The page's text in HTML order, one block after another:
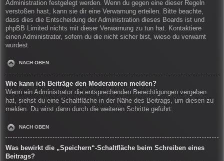
Administration festgelegt werden. Wenn du gegen eine dieser Regeln
verstoßen hast, kann sie dir eine Verwarnung erteilen. Bitte beachte,
dass dies die Entscheidung der Administration dieses Boards ist und
phpBB Limited nichts mit dieser Verwarnung zu tun hat. Kontaktiere
einen Administrator, sofern du die nicht sicher bist, wieso du verwarnt
wurdest.
NACH OBEN
Wie kann ich Beiträge den Moderatoren melden?
Wenn ein Administrator die entsprechenden Berechtigungen vergeben
hat, siehst du eine Schaltfläche in der Nähe des Beitrags, um diesen zu
melden. Du wirst dann durch die weiteren Schritte geführt.
NACH OBEN
Was bewirkt die „Speichern“-Schaltfläche beim Schreiben eines
Beitrags?